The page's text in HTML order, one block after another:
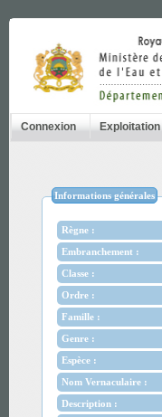
Connexion Exploitation
Informations générales
Règne :
Embranchement :
Classe :
Ordre :
Famille :
Genre :
Espèce :
Nom Vernaculaire :
Description :